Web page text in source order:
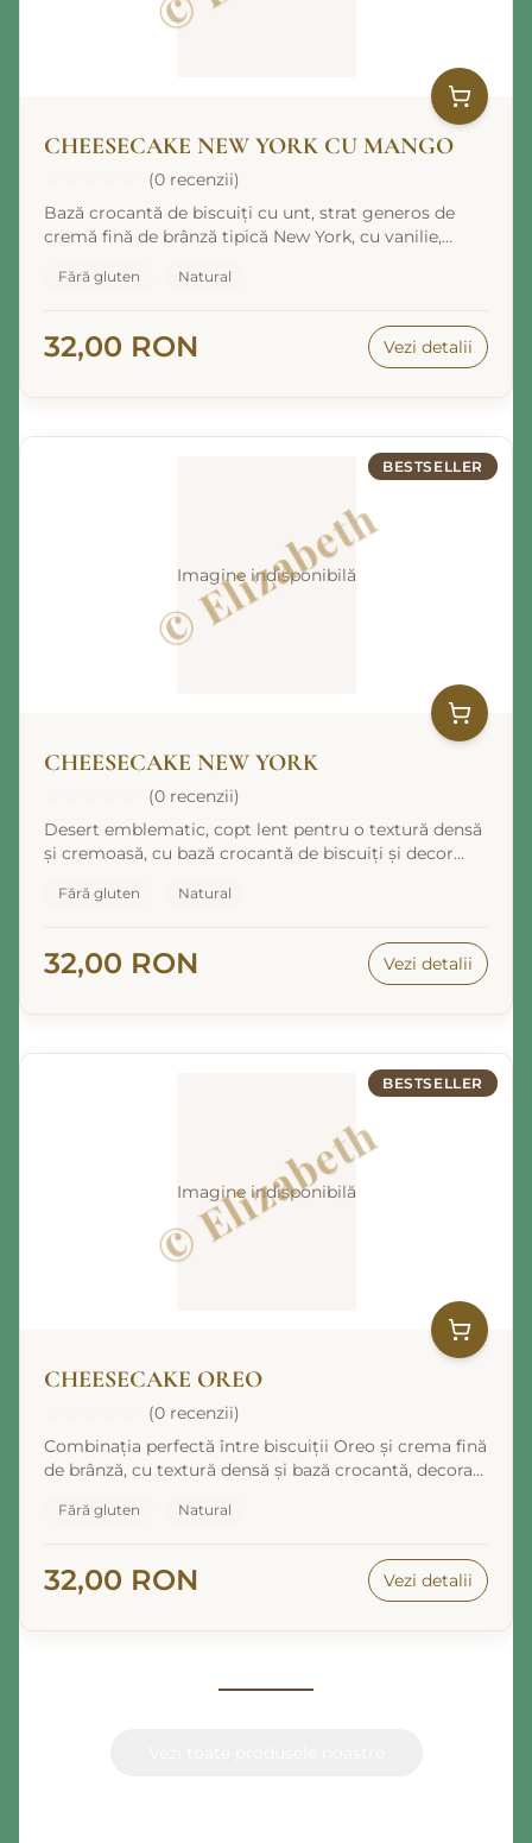
CHEESECAKE NEW YORK CU MANGO
(0 recenzii)
Bază crocantă de biscuiți cu unt, strat generos de
cremă fină de brânză tipică New York, cu vanilie,
Fără gluten Natural
32,00 RON Vezi detalii
Imagine indisponibilă
BESTSELLER
CHEESECAKE NEW YORK
(0 recenzii)
Desert emblematic, copt lent pentru o textură densă
și cremoasă, cu bază crocantă de biscuiți și decor
Fără gluten Natural
32,00 RON Vezi detalii
Imagine indisponibilă
BESTSELLER
CHEESECAKE OREO
(0 recenzii)
Combinația perfectă între biscuiții Oreo și crema fină
de brânză, cu textură densă și bază crocantă, decorat
Fără gluten Natural
32,00 RON Vezi detalii